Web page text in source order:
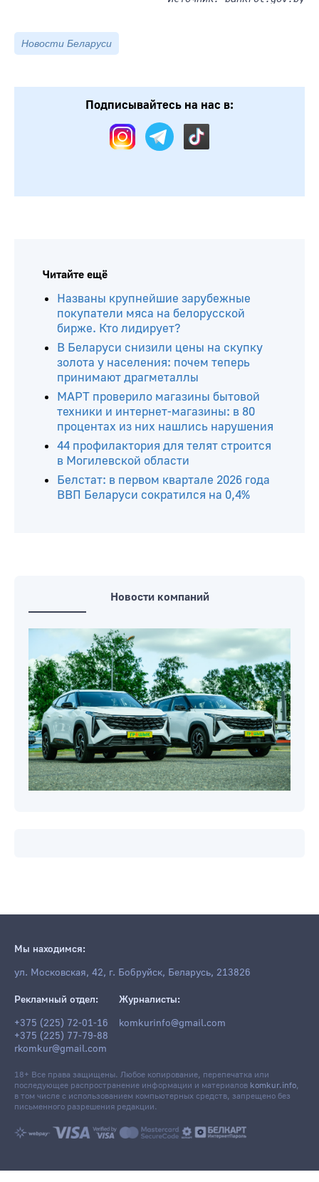
Новости Беларуси
Подписывайтесь на нас в:
Читайте ещё
Названы крупнейшие зарубежные
покупатели мяса на белорусской
бирже. Кто лидирует?
В Беларуси снизили цены на скупку
золота у населения: почем теперь
принимают драгметаллы
МАРТ проверило магазины бытовой
ВВП Беларуси сократился на 0,4%
Новости компаний
Мы находимся:
ул. Московская, 42, г. Бобруйск, Беларусь, 213826
Рекламный отдел:
+375 (225) 77-79-88
Журналисты:
18+ Все права защищены. Любое копирование, перепечатка или